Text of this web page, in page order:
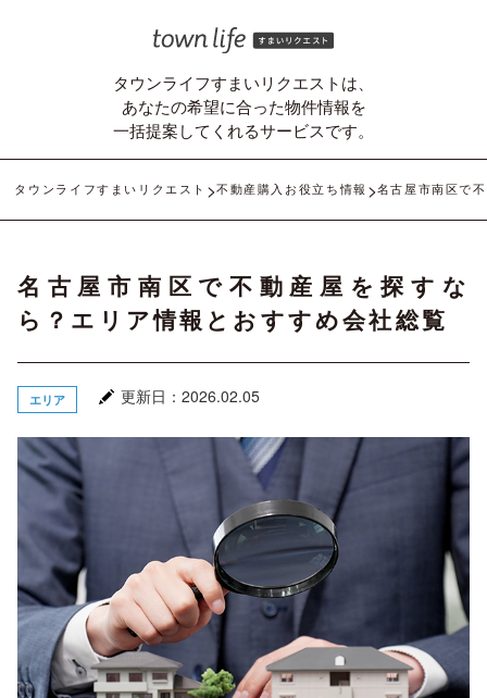
タウンライフすまいリクエストは、
あなたの希望に合った物件情報を
一括提案してくれるサービスです。
タウンライフすまいリクエスト 不動産購入お役立ち情報 名古屋市南区で
名古屋市南区で不動産屋を探すな
ら？エリア情報とおすすめ会社総覧
エリア 更新日：2026.02.05